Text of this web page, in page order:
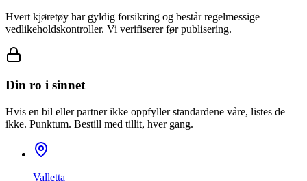
Hvert kjøretøy har gyldig forsikring og består regelmessige
vedlikeholdskontroller. Vi verifiserer før publisering.
Din ro i sinnet
Hvis en bil eller partner ikke oppfyller standardene våre, listes de
ikke. Punktum. Bestill med tillit, hver gang.
Valletta